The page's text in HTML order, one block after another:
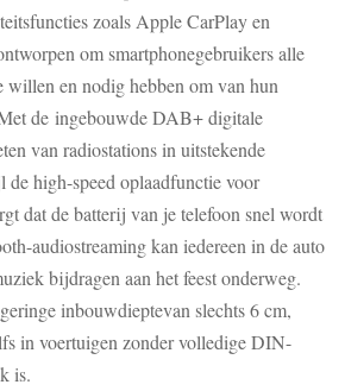
zoals Apple CarPlay en
om smartphonegebruikers alle
willen en nodig hebben om van hun
de ingebouwde DAB+ digitale
van radiostations in uitstekende
high-speed oplaadfunctie voor
dat de batterij van je telefoon snel wordt
audiostreaming kan iedereen in de auto
bijdragen aan het feest onderweg.
inbouwdieptevan slechts 6 cm,
in voertuigen zonder volledige DIN-
is.